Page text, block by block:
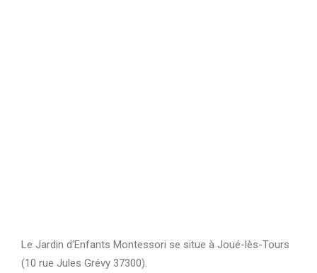
Le Jardin d'Enfants Montessori se situe à Joué-lès-Tours
(10 rue Jules Grévy 37300).